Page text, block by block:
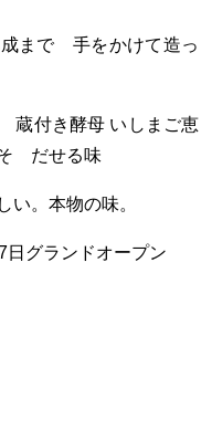
まで 手をかけて造っ
蔵付き酵母 いしまご恵
だせる味
い。本物の味。
グランドオープン